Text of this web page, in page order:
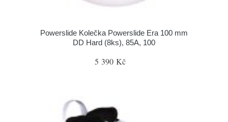
Powerslide Kolečka Powerslide Era 100 mm
DD Hard (8ks), 85A, 100
5 390 Kč